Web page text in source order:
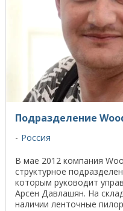
Подразделение
Россия
В мае 2012 компания
структурное
которым руководит
Арсен Давлашян. На
наличии ленточные